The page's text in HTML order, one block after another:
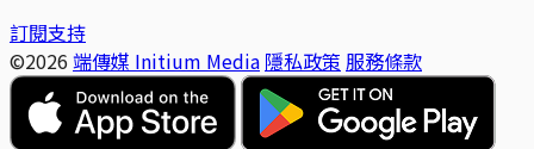
訂閱支持
©2026 端傳媒 Initium Media 隱私政策 服務條款